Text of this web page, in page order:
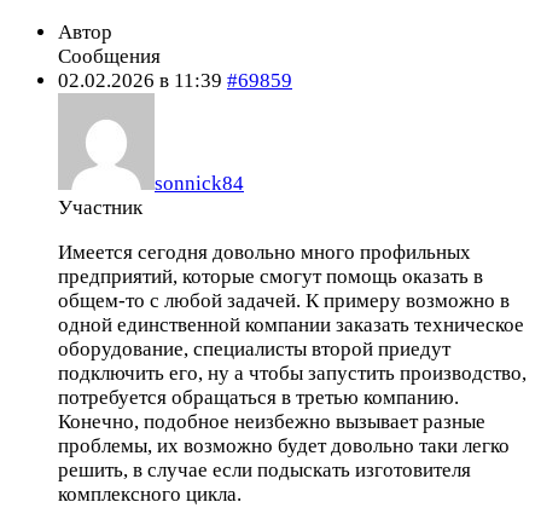
Автор
Сообщения
02.02.2026 в 11:39 #69859
sonnick84
Участник
Имеется сегодня довольно много профильных
предприятий, которые смогут помощь оказать в
общем-то с любой задачей. К примеру возможно в
одной единственной компании заказать техническое
оборудование, специалисты второй приедут
подключить его, ну а чтобы запустить производство,
потребуется обращаться в третью компанию.
Конечно, подобное неизбежно вызывает разные
проблемы, их возможно будет довольно таки легко
решить, в случае если подыскать изготовителя
комплексного цикла.